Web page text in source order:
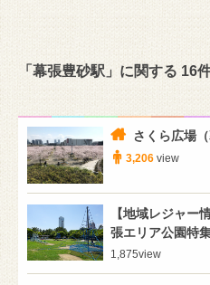
「幕張豊砂駅」に関する 16
さくら広場（
3,206 view
【地域レジャ
張エリア公園特
1,875view